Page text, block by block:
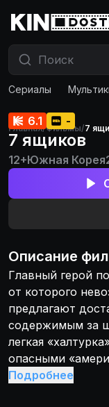
Сериалы
Главная/Фильмы/7
6.1 -
7 ящиков
12+Южная Корея
Описание
Главный герой
от которого
предлагают
содержимым за
легкая
опасными
Подробнее